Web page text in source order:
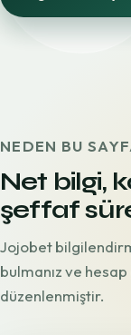
NEDEN BU
Net bilgi,
şeffaf
Jojobet
bulmanız ve
düzenlenmiştir.